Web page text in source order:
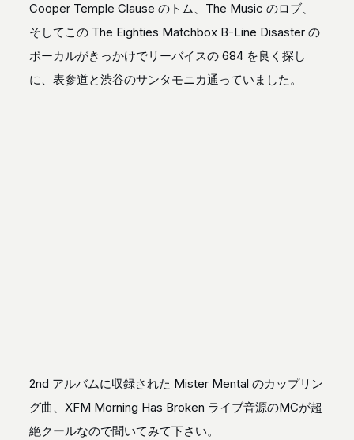
Cooper Temple Clause のトム、The Music のロブ、
そしてこの The Eighties Matchbox B-Line Disaster の
ボーカルがきっかけでリーバイスの 684 を良く探し
に、表参道と渋谷のサンタモニカ通っていました。
2nd アルバムに収録された Mister Mental のカップリン
グ曲、XFM Morning Has Broken ライブ音源のMCが超
絶クールなので聞いてみて下さい。